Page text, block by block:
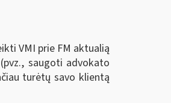
VMI prie FM aktualią
saugoti advokato
turėtų savo klientą